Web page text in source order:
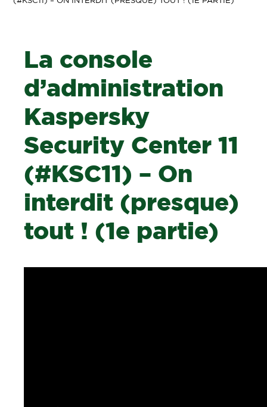
La console
d’administration
Kaspersky
Security Center 11
(#KSC11) – On
interdit (presque)
tout ! (1e partie)